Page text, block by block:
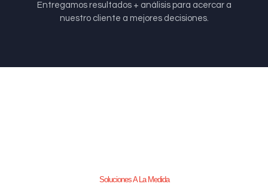
Entregamos resultados + análisis para acercar a
nuestro cliente a mejores decisiones.
Soluciones A La Medida